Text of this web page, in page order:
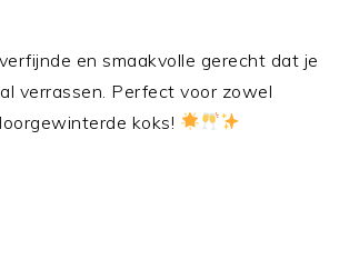
en smaakvolle gerecht dat je
verrassen. Perfect voor zowel
koks!